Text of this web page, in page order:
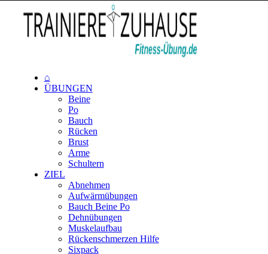
⌂
ÜBUNGEN
Beine
Po
Bauch
Rücken
Brust
Arme
Schultern
ZIEL
Abnehmen
Aufwärmübungen
Bauch Beine Po
Dehnübungen
Muskelaufbau
Rückenschmerzen Hilfe
Sixpack